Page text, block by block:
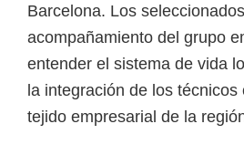
Barcelona. Los
acompañamiento del grupo
entender el sistema de vida
la integración de los técnicos
tejido empresarial de la